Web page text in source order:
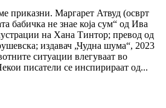
приказни. Маргарет Атвуд (осврт
бабичка не знае која сум“ од Ива
на Хана Тинтор; превод од
издавач „Чудна шума“, 2023
ситуации влегуваат во
писатели се инспирираат од...